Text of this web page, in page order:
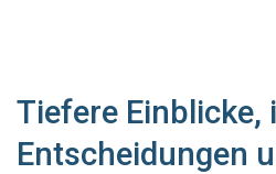
Tiefere Einblicke,
Entscheidungen